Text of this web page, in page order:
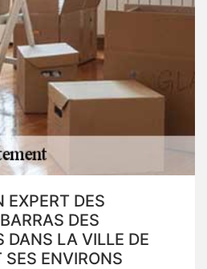
EXPERT DES
DES
DANS LA VILLE DE
ENVIRONS